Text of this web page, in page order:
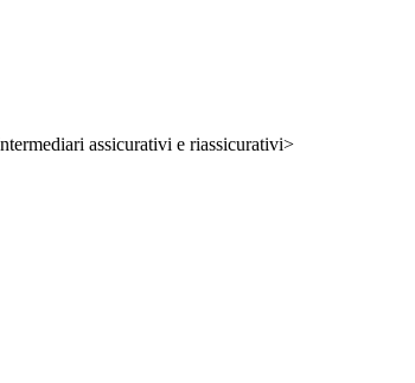
assicurativi e riassicurativi>